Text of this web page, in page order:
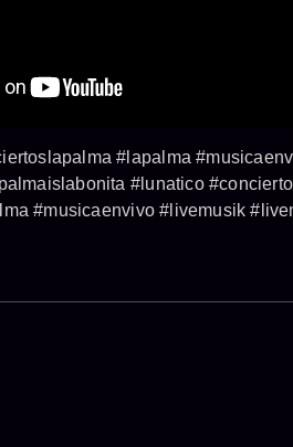
#lapalma
#lunatico
#musicaenvivo #livemusik